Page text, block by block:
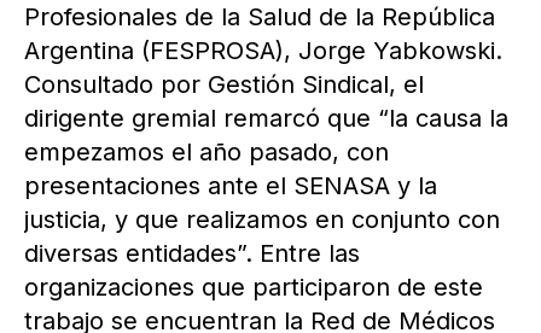
Profesionales de la Salud de la República
Argentina (FESPROSA), Jorge Yabkowski.
Consultado por Gestión Sindical, el
dirigente gremial remarcó que “la causa la
empezamos el año pasado, con
presentaciones ante el SENASA y la
justicia, y que realizamos en conjunto con
diversas entidades”. Entre las
organizaciones que participaron de este
trabajo se encuentran la Red de Médicos